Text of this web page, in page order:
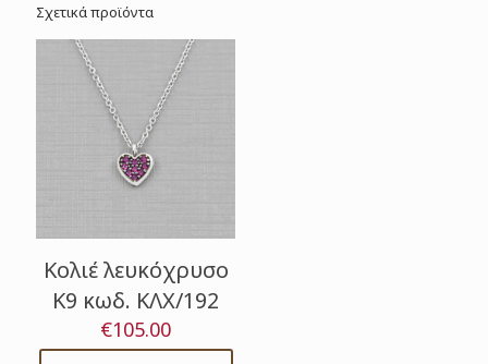
Σχετικά προϊόντα
Κολιέ λευκόχρυσο
Κ9 κωδ. ΚΛΧ/192
€105.00